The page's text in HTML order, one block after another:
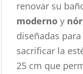
renovar su
moderno y
diseñadas
sacrificar la
25 cm que